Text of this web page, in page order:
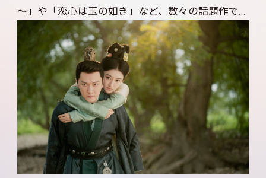
～」や「恋心は玉の如き」など、数々の話題作で監
督を務めたウン・ダーグァンが、中国の人気小説
を実写化した珠玉のラブロマンス時代劇。親が決
めた婚儀を拒み、自らの人生を生きるために官職
を目指す慕灼華。裏切りによって多くの戦友を亡
くしながらも一人生き残り、仲間たちの恨みを晴ら
すために真相を追う定王の劉衍。勘違いから始ま
った慕灼華と劉衍の出会いは、お互いに最初は利
用し合う関係に過ぎなかったが、いつしか二人の
間に“愛の華”が花開く。しかし、身分の違いや古き